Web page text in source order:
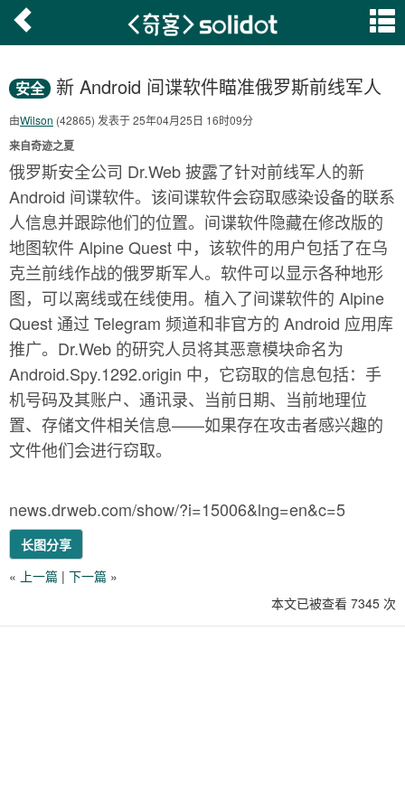
安全 新 Android 间谍软件瞄准俄罗斯前线军人
由Wilson (42865) 发表于 25年04月25日 16时09分
来自奇迹之夏
俄罗斯安全公司 Dr.Web 披露了针对前线军人的新
Android 间谍软件。该间谍软件会窃取感染设备的联系
人信息并跟踪他们的位置。间谍软件隐藏在修改版的
地图软件 Alpine Quest 中，该软件的用户包括了在乌
克兰前线作战的俄罗斯军人。软件可以显示各种地形
图，可以离线或在线使用。植入了间谍软件的 Alpine
Quest 通过 Telegram 频道和非官方的 Android 应用库
推广。Dr.Web 的研究人员将其恶意模块命名为
Android.Spy.1292.origin 中，它窃取的信息包括：手
机号码及其账户、通讯录、当前日期、当前地理位
置、存储文件相关信息——如果存在攻击者感兴趣的
文件他们会进行窃取。
news.drweb.com/show/?i=15006&lng=en&c=5
长图分享
« 上一篇 | 下一篇 »
本文已被查看 7345 次